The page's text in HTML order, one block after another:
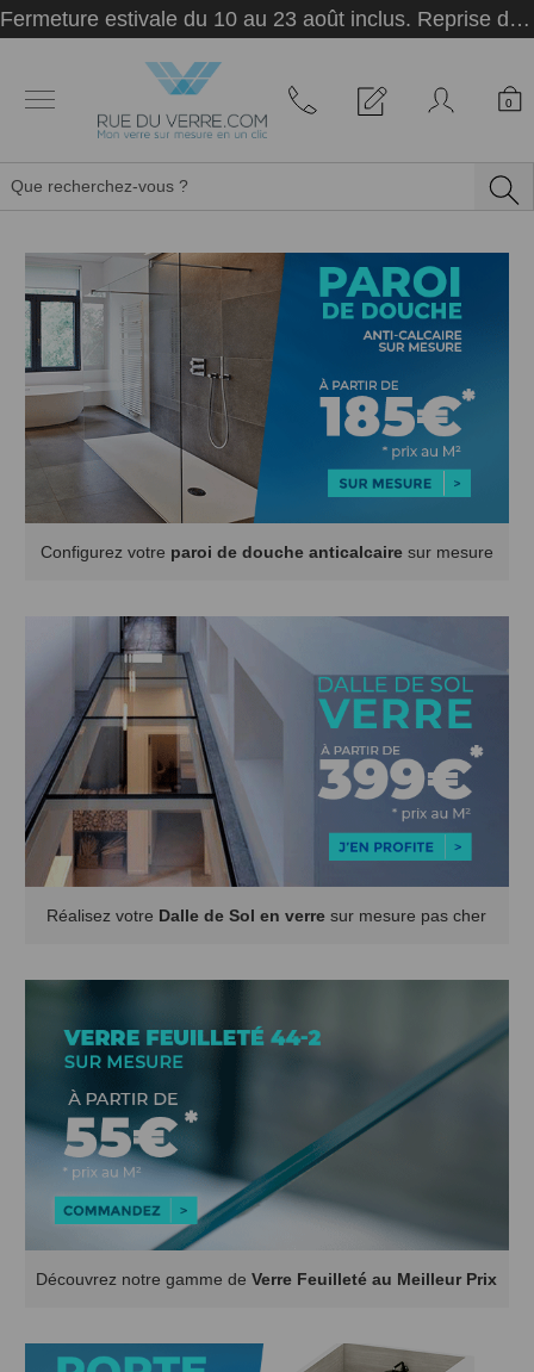
Fermeture estivale du 10 au 23 août inclus. Reprise des activités le 24 août.
0
Configurez votre paroi de douche anticalcairesur mesure
Réalisez votre Dalle de Sol en verre sur mesure pas cher
Découvrez notre gamme deVerre Feuilleté au Meilleur Prix
Panneau de gestion des cookies